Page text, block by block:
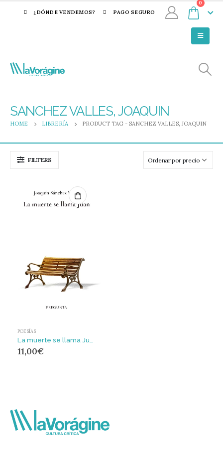
¿DÓNDE VENDEMOS? PAGO SEGURO
0
SANCHEZ VALLES, JOAQUIN
HOME LIBRERÍA PRODUCT TAG - SANCHEZ VALLES, JOAQUIN
FILTERS
POESÍAS
11,00€